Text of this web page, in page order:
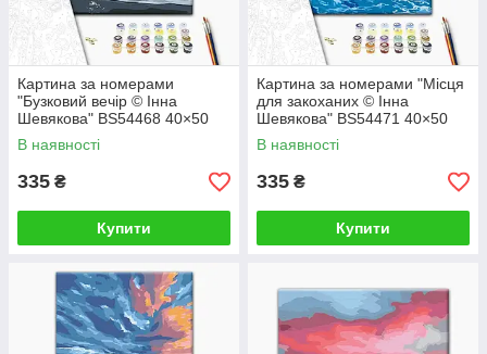
Картина за номерами
"Бузковий вечір © Інна
Шевякова" BS54468 40×50
см
В наявності
335 ₴
Купити
Картина за номерами "Місця
для закоханих © Інна
Шевякова" BS54471 40×50
см
В наявності
335 ₴
Купити